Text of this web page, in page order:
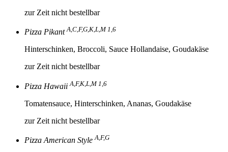
zur Zeit nicht bestellbar
Pizza PikantA,C,F,G,K,L,M 1,6
Hinterschinken, Broccoli, Sauce Hollandaise, Goudakäse
zur Zeit nicht bestellbar
Pizza HawaiiA,F,K,L,M 1,6
Tomatensauce, Hinterschinken, Ananas, Goudakäse
zur Zeit nicht bestellbar
Pizza American StyleA,F,G